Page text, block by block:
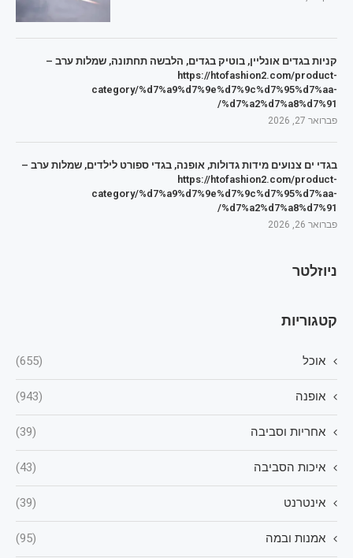
קניות בגדים אונליין, בוטיק בגדים, הלבשה תחתונה, שמלות ערב –
https://htofashion2.com/product-
category/%d7%a9%d7%9e%d7%9c%d7%95%d7%aa-
%d7%a2%d7%a8%d7%91/
פברואר 27, 2026
בגדי ים צנועים מידות גדולות, אופנה, בגדי ספורט לילדים, שמלות ערב –
https://htofashion2.com/product-
category/%d7%a9%d7%9e%d7%9c%d7%95%d7%aa-
%d7%a2%d7%a8%d7%91/
פברואר 26, 2026
ניוזלטר
קטגוריות
אוכל (655)
אופנה (943)
אחריות וסביבה (39)
איכות הסביבה (43)
אינטרנט (39)
אמנות ובמה (95)